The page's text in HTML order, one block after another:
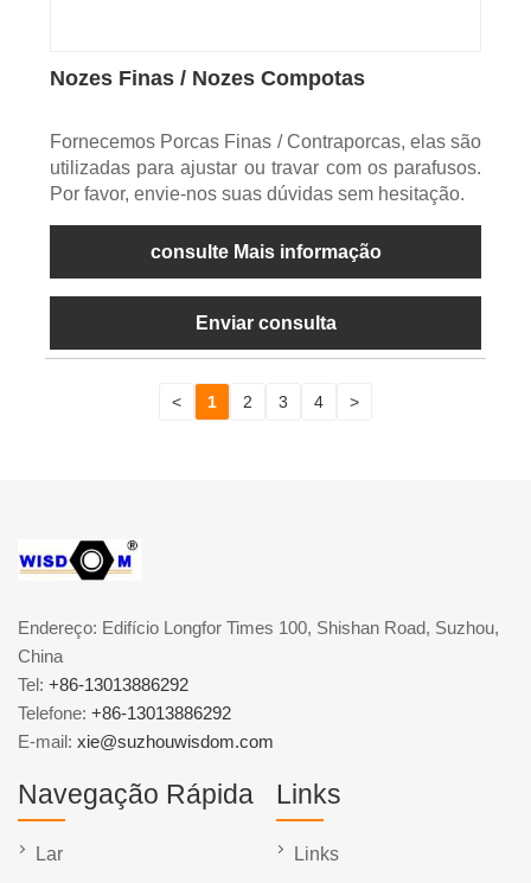
Nozes Finas / Nozes Compotas
Fornecemos Porcas Finas / Contraporcas, elas são
utilizadas para ajustar ou travar com os parafusos.
Por favor, envie-nos suas dúvidas sem hesitação.
consulte Mais informação
Enviar consulta
< 1 2 3 4 >
Endereço: Edifício Longfor Times 100, Shishan Road, Suzhou,
China
Tel: +86-13013886292
Telefone: +86-13013886292
E-mail: xie@suzhouwisdom.com
Navegação Rápida
Lar
Links
Links